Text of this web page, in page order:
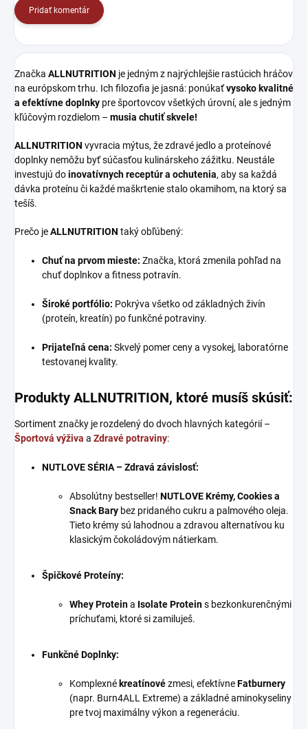
Pridať komentár
Značka ALLNUTRITION je jedným z najrýchlejšie rastúcich hráčov
na európskom trhu. Ich filozofia je jasná: ponúkaťvysoko kvalitné
a efektívne doplnky pre športovcov všetkých úrovní, ale s jedným
kľúčovým rozdielom – musia chutiť skvele!
ALLNUTRITION vyvracia mýtus, že zdravé jedlo a proteínové
doplnky nemôžu byť súčasťou kulinárskeho zážitku. Neustále
investujú doinovatívnych receptúr a ochutenia, aby sa každá
dávka proteínu či každé maškrtenie stalo okamihom, na ktorý sa
tešíš.
Prečo jeALLNUTRITION taký obľúbený:
Chuť na prvom mieste: Značka, ktorá zmenila pohľad na
chuť doplnkov a fitness potravín.
Široké portfólio: Pokrýva všetko od základných živín
(proteín, kreatín) po funkčné potraviny.
Prijateľná cena: Skvelý pomer ceny a vysokej, laboratórne
testovanej kvality.
Produkty ALLNUTRITION, ktoré musíš skúsiť:
Sortiment značky je rozdelený do dvoch hlavných kategórií –
Športová výživa a Zdravé potraviny:
NUTLOVE SÉRIA – Zdravá závislosť:
Absolútny bestseller! NUTLOVE Krémy, Cookies a
Snack Bary bez pridaného cukru a palmového oleja.
Tieto krémy sú lahodnou a zdravou alternatívou ku
klasickým čokoládovým nátierkam.
Špičkové Proteíny:
Whey Proteina Isolate Proteins bezkonkurenčnými
príchuťami, ktoré si zamiluješ.
Funkčné Doplnky:
Komplexné kreatínovézmesi, efektívneFatburnery
(napr. Burn4ALL Extreme) a základné aminokyseliny
pre tvoj maximálny výkon a regeneráciu.